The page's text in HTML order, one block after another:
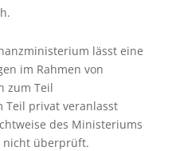
lässt eine
im Rahmen von
zum Teil
Teil privat veranlasst
des Ministeriums
nicht überprüft.